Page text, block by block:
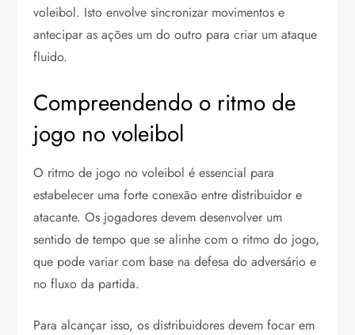
voleibol. Isto envolve sincronizar movimentos e
antecipar as ações um do outro para criar um ataque
fluido.
Compreendendo o ritmo de
jogo no voleibol
O ritmo de jogo no voleibol é essencial para
estabelecer uma forte conexão entre distribuidor e
atacante. Os jogadores devem desenvolver um
sentido de tempo que se alinhe com o ritmo do jogo,
que pode variar com base na defesa do adversário e
no fluxo da partida.
Para alcançar isso, os distribuidores devem focar em